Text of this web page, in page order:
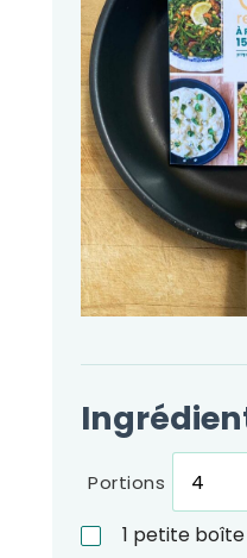
Portions
1 petite boîte